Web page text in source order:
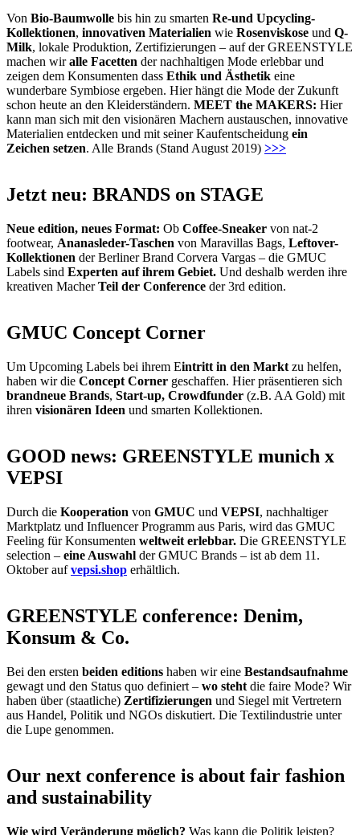
Von Bio-Baumwolle bis hin zu smarten Re-und Upcycling-
Kollektionen, innovativen Materialien wie Rosenviskose und Q-
Milk, lokale Produktion, Zertifizierungen – auf der GREENSTYLE
machen wiralle Facetten der nachhaltigen Mode erlebbar und
zeigen dem Konsumenten dass Ethik und Ästhetik eine
wunderbare Symbiose ergeben. Hier hängt die Mode der Zukunft
schon heute an den Kleiderständern. MEET the MAKERS: Hier
kann man sich mit den visionären Machern austauschen, innovative
Materialien entdecken und mit seiner Kaufentscheidung ein
Zeichen setzen. Alle Brands (Stand August 2019) >>>
Jetzt neu: BRANDS on STAGE
Neue edition, neues Format: Ob Coffee-Sneaker von nat-2
footwear, Ananasleder-Taschen von Maravillas Bags, Leftover-
Kollektionen der Berliner Brand Corvera Vargas – die GMUC
Labels sind Experten auf ihrem Gebiet. Und deshalb werden ihre
kreativen MacherTeil der Conference der 3rd edition.
GMUC Concept Corner
Um Upcoming Labels bei ihrem Eintritt in den Markt zu helfen,
haben wir die Concept Corner geschaffen. Hier präsentieren sich
brandneue Brands, Start-up, Crowdfunder (z.B. AA Gold) mit
ihren visionären Ideen und smarten Kollektionen.
GOOD news: GREENSTYLE munich x
VEPSI
Durch die Kooperation von GMUC und VEPSI, nachhaltiger
Marktplatz und Influencer Programm aus Paris, wird das GMUC
Feeling für Konsumenten weltweit erlebbar. Die GREENSTYLE
selection – eine Auswahl der GMUC Brands – ist ab dem 11.
Oktober aufvepsi.shop erhältlich.
GREENSTYLE conference: Denim,
Konsum & Co.
Bei den ersten beiden editions haben wir eine Bestandsaufnahme
gewagt und den Status quo definiert – wo steht die faire Mode? Wir
haben über (staatliche) Zertifizierungen und Siegel mit Vertretern
aus Handel, Politik und NGOs diskutiert. Die Textilindustrie unter
die Lupe genommen.
Our next conference is about fair fashion
and sustainability
Wie wird Veränderung möglich? Was kann die Politik leisten?